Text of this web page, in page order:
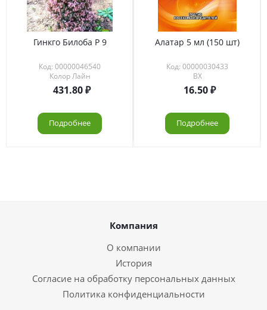
Гинкго Билоба Р 9
Код: 00000046540
Колор Лайн
431.80
Подробнее
Алатар 5 мл (150 шт)
Код: 00000030433
ВХ
16.50
Подробнее
Компания
О компании
История
Согласие на обработку персональных данных
Политика конфиденциальности